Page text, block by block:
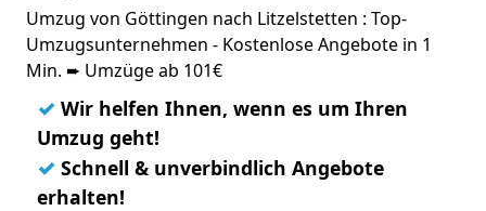
Umzug von Göttingen nach Litzelstetten : Top-
Umzugsunternehmen - Kostenlose Angebote in 1
Min. ➨ Umzüge ab 101€
✓ Wir helfen Ihnen, wenn es um Ihren
Umzug geht!
✓ Schnell & unverbindlich Angebote
erhalten!